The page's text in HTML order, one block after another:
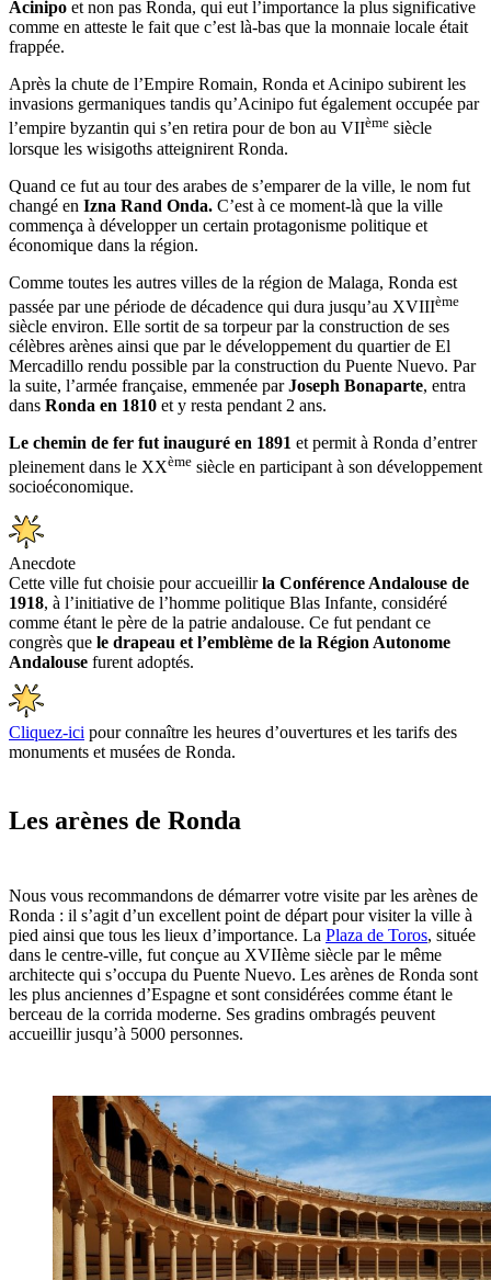
Acinipo et non pas Ronda, qui eut l’importance la plus significative
comme en atteste le fait que c’est là-bas que la monnaie locale était
frappée.
Après la chute de l’Empire Romain, Ronda et Acinipo subirent les
invasions germaniques tandis qu’Acinipo fut également occupée par
l’empire byzantin qui s’en retira pour de bon au VIIème siècle
lorsque les wisigoths atteignirent Ronda.
Quand ce fut au tour des arabes de s’emparer de la ville, le nom fut
changé en Izna Rand Onda. C’est à ce moment-là que la ville
commença à développer un certain protagonisme politique et
économique dans la région.
Comme toutes les autres villes de la région de Malaga, Ronda est
passée par une période de décadence qui dura jusqu’au XVIIIème
siècle environ. Elle sortit de sa torpeur par la construction de ses
célèbres arènes ainsi que par le développement du quartier de El
Mercadillo rendu possible par la construction du Puente Nuevo. Par
la suite, l’armée française, emmenée parJoseph Bonaparte, entra
dans Ronda en 1810 et y resta pendant 2 ans.
Le chemin de fer fut inauguré en 1891 et permit à Ronda d’entrer
pleinement dans le XXème siècle en participant à son développement
socioéconomique.
Anecdote
Cette ville fut choisie pour accueillirla Conférence Andalouse de
1918, à l’initiative de l’homme politique Blas Infante, considéré
comme étant le père de la patrie andalouse. Ce fut pendant ce
congrès que le drapeau et l’emblème de la Région Autonome
Andalouse furent adoptés.
Cliquez-ici pour connaître les heures d’ouvertures et les tarifs des
monuments et musées de Ronda.
Les arènes de Ronda
Nous vous recommandons de démarrer votre visite par les arènes de
Ronda : il s’agit d’un excellent point de départ pour visiter la ville à
pied ainsi que tous les lieux d’importance. La Plaza de Toros, située
dans le centre-ville, fut conçue au XVIIème siècle par le même
architecte qui s’occupa du Puente Nuevo. Les arènes de Ronda sont
les plus anciennes d’Espagne et sont considérées comme étant le
berceau de la corrida moderne. Ses gradins ombragés peuvent
accueillir jusqu’à 5000 personnes.